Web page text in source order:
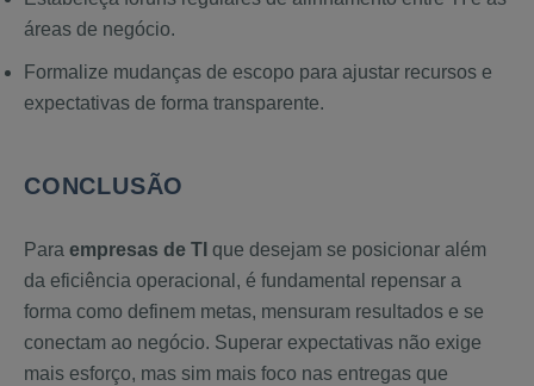
áreas de negócio.
Formalize mudanças de escopo para ajustar recursos e
expectativas de forma transparente.
CONCLUSÃO
Para empresas de TI que desejam se posicionar além
da eficiência operacional, é fundamental repensar a
forma como definem metas, mensuram resultados e se
conectam ao negócio. Superar expectativas não exige
mais esforço, mas sim mais foco nas entregas que